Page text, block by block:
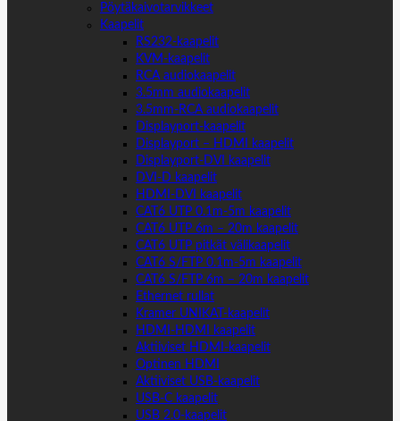
Pöytäkaivotarvikkeet
Kaapelit
RS232-kaapelit
KVM-kaapelit
RCA audiokaapelit
3.5mm audiokaapelit
3.5mm-RCA audiokaapelit
Displayport-kaapelit
Displayport – HDMI kaapelit
Displayport-DVI kaapelit
DVI-D kaapelit
HDMI-DVI kaapelit
CAT6 UTP 0.1m-5m kaapelit
CAT6 UTP 6m – 20m kaapelit
CAT6 UTP pitkät välikaapelit
CAT6 S/FTP 0.1m-5m kaapelit
CAT6 S/FTP 6m – 20m kaapelit
Ethernet rullat
Kramer UNIKAT-kaapelit
HDMI-HDMI kaapelit
Aktiiviset HDMI-kaapelit
Optinen HDMI
Aktiiviset USB-kaapelit
USB-C kaapelit
USB 2.0-kaapelit